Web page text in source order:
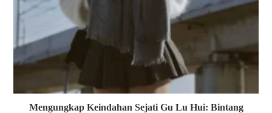
Mengungkap Keindahan Sejati Gu Lu Hui: Bintang